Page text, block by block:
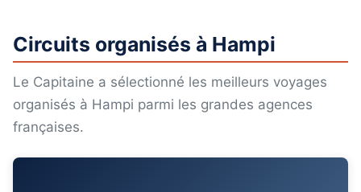
Circuits organisés à Hampi
Le Capitaine a sélectionné les meilleurs voyages
organisés à Hampi parmi les grandes agences
françaises.